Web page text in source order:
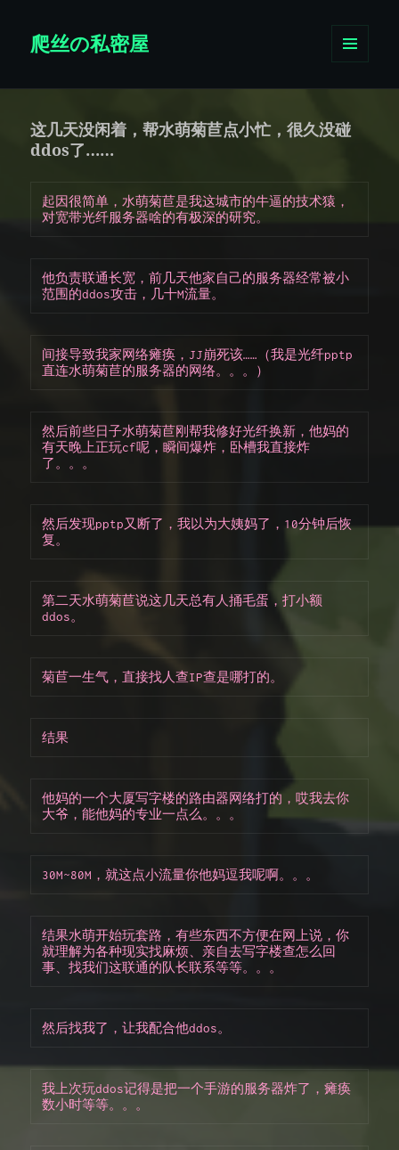
爬丝の私密屋
挂件
这几天没闲着，帮水萌菊苣点小忙，很久没碰
ddos了……
起因很简单，水萌菊苣是我这城市的牛逼的技术猿，
对宽带光纤服务器啥的有极深的研究。
他负责联通长宽，前几天他家自己的服务器经常被小
范围的ddos攻击，几十M流量。
间接导致我家网络瘫痪，JJ崩死该……（我是光纤pptp
直连水萌菊苣的服务器的网络。。。）
然后前些日子水萌菊苣刚帮我修好光纤换新，他妈的
有天晚上正玩cf呢，瞬间爆炸，卧槽我直接炸
了。。。
然后发现pptp又断了，我以为大姨妈了，10分钟后恢
复。
第二天水萌菊苣说这几天总有人捅毛蛋，打小额
ddos。
菊苣一生气，直接找人查IP查是哪打的。
结果
他妈的一个大厦写字楼的路由器网络打的，哎我去你
大爷，能他妈的专业一点么。。。
30M~80M，就这点小流量你他妈逗我呢啊。。。
结果水萌开始玩套路，有些东西不方便在网上说，你
就理解为各种现实找麻烦、亲自去写字楼查怎么回
事、找我们这联通的队长联系等等。。。
然后找我了，让我配合他ddos。
我上次玩ddos记得是把一个手游的服务器炸了，瘫痪
数小时等等。。。